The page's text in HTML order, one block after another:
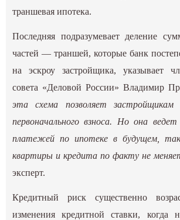
траншевая ипотека.
Последняя подразумевает деление
частей — траншей, которые банк
на эскроу застройщика, указывает
совета «Деловой России» Владимир
эта схема позволяет
первоначального взноса. Но она
платежей по ипотеке в будущем,
квартиры и кредита по факту не
эксперт.
Кредитный риск существенно
изменения кредитной ставки, когда